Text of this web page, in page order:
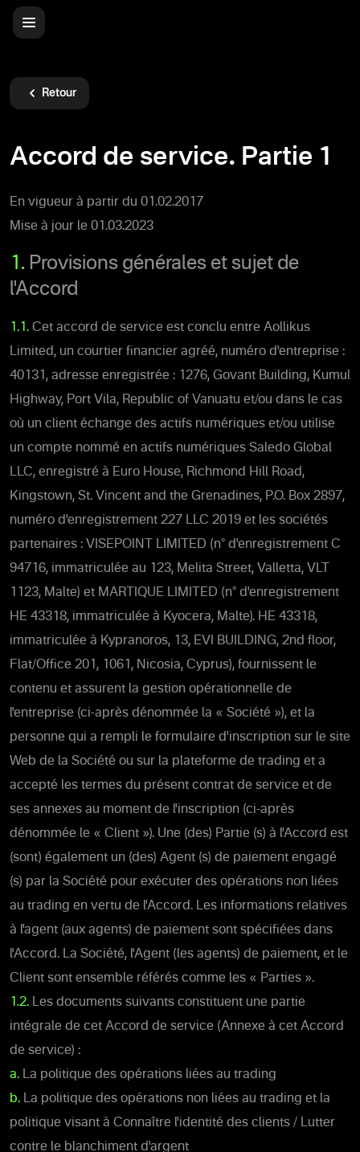
Retour
Accord de service. Partie 1
En vigueur à partir du 01.02.2017
Mise à jour le 01.03.2023
1. Provisions générales et sujet de
l'Accord
1.1. Cet accord de service est conclu entre Aollikus
Limited, un courtier financier agréé, numéro d'entreprise :
40131, adresse enregistrée : 1276, Govant Building, Kumul
Highway, Port Vila, Republic of Vanuatu et/ou dans le cas
où un client échange des actifs numériques et/ou utilise
un compte nommé en actifs numériques Saledo Global
LLC, enregistré à Euro House, Richmond Hill Road,
Kingstown, St. Vincent and the Grenadines, P.O. Box 2897,
numéro d'enregistrement 227 LLC 2019 et les sociétés
partenaires : VISEPOINT LIMITED (n° d'enregistrement C
94716, immatriculée au 123, Melita Street, Valletta, VLT
1123, Malte) et MARTIQUE LIMITED (n° d'enregistrement
HE 43318, immatriculée à Kyocera, Malte). HE 43318,
immatriculée à Kypranoros, 13, EVI BUILDING, 2nd floor,
Flat/Office 201, 1061, Nicosia, Cyprus), fournissent le
contenu et assurent la gestion opérationnelle de
l'entreprise (ci-après dénommée la « Société »), et la
personne qui a rempli le formulaire d'inscription sur le site
Web de la Société ou sur la plateforme de trading et a
accepté les termes du présent contrat de service et de
ses annexes au moment de l'inscription (ci-après
dénommée le « Client »). Une (des) Partie (s) à l'Accord est
(sont) également un (des) Agent (s) de paiement engagé
(s) par la Société pour exécuter des opérations non liées
au trading en vertu de l'Accord. Les informations relatives
à l'agent (aux agents) de paiement sont spécifiées dans
l'Accord. La Société, l'Agent (les agents) de paiement, et le
Client sont ensemble référés comme les « Parties ».
1.2. Les documents suivants constituent une partie
intégrale de cet Accord de service (Annexe à cet Accord
de service) :
a. La politique des opérations liées au trading
b. La politique des opérations non liées au trading et la
politique visant à Connaître l'identité des clients / Lutter
contre le blanchiment d'argent